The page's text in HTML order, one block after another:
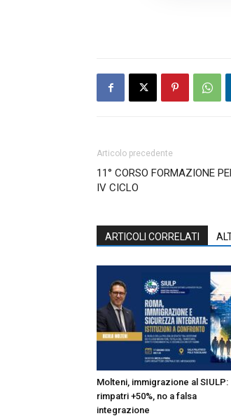
Articolo precedente
11° CORSO FORMAZIONE
IV CICLO
ARTICOLI CORRELATI
Molteni, immigrazione al SIULP:
rimpatri +50%, no a falsa
integrazione